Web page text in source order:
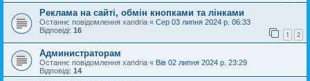
Реклама на сайті, обмін кнопками та лінками
Останнє повідомлення xandria « Сер 03 липня 2024 р. 06:33
Відповіді: 16 1 2
Администраторам
Останнє повідомлення xandria « Вів 02 липня 2024 р. 23:29
Відповіді: 14